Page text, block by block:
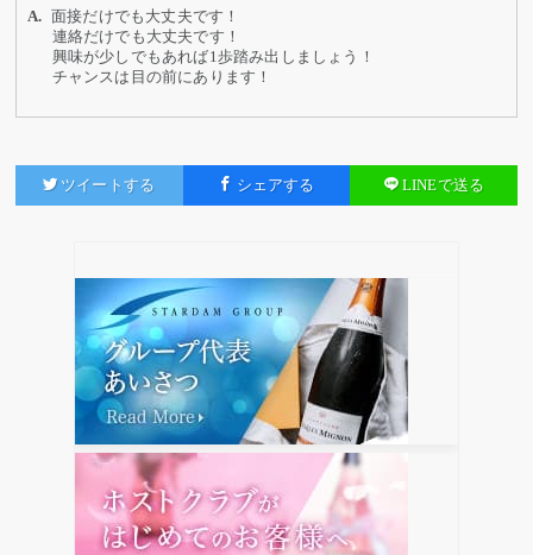
面接だけでも大丈夫です！
連絡だけでも大丈夫です！
興味が少しでもあれば1歩踏み出しましょう！
チャンスは目の前にあります！
ツイートする シェアする LINEで送る